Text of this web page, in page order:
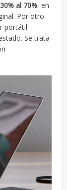
al 70% en
Por otro
portátil
Se trata